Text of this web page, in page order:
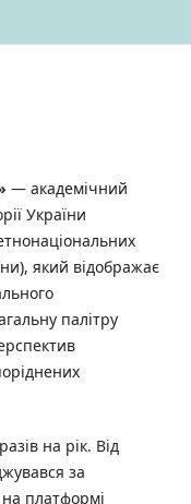
— академічний
України
який відображає
палітру
на рік. Від
за
платформі